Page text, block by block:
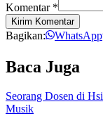
Komentar *
Kirim Komentar
Bagikan: WhatsApp
Baca Juga
Seorang Dosen di
Musik